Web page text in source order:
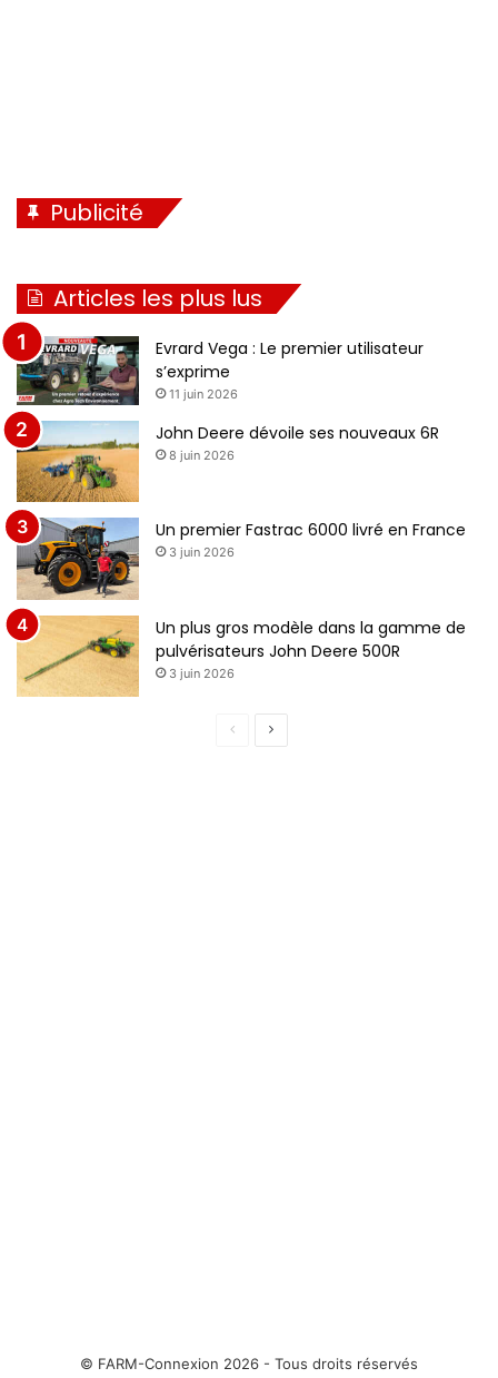
Publicité
Articles les plus lus
Evrard Vega : Le premier utilisateur
s’exprime
11 juin 2026
John Deere dévoile ses nouveaux 6R
8 juin 2026
Un premier Fastrac 6000 livré en France
3 juin 2026
Un plus gros modèle dans la gamme de
pulvérisateurs John Deere 500R
3 juin 2026
Page
Page
© FARM-Connexion 2026 - Tous droits réservés